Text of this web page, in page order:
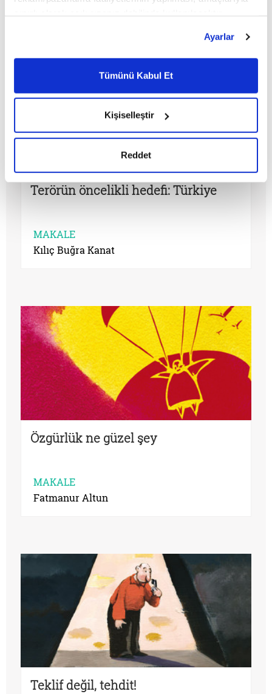
belirleyebilirsiniz. Çerezlere ilişkin detaylı bilgi için
Ayarlar butonuna tıklayabilir,Çerez Bilgilendirme
Metnimizi ziyaret edebilirsiniz.
hazırlanmış olan İnternet Sitesi Aydınlatma Metnimizi
okumak ve sitemizi ziyaretiniz kapsamında
gerçekleştirilen veri işleme faaliyetleri ile ilgili daha
Ayarlar
Tümünü Kabul Et
Kişiselleştir
Reddet
Terörün öncelikli hedefi: Türkiye
MAKALE
Kılıç Buğra Kanat
Özgürlük ne güzel şey
MAKALE
Fatmanur Altun
Teklif değil, tehdit!